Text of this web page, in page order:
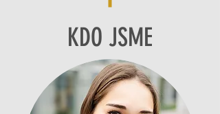
KDO JSME